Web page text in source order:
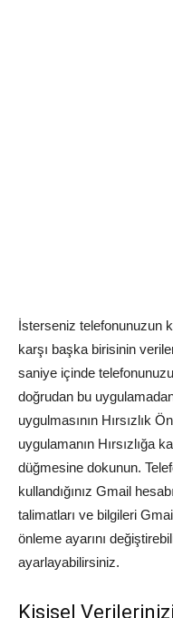
İsterseniz telefonunuzun
karşı başka birisinin
saniye içinde
doğrudan bu
uygulmasının Hırsızlık
uygulamanın Hırsızlığa
düğmesine dokunun.
kullandığınız Gmail
talimatları ve bilgileri
önleme ayarını
ayarlayabilirsiniz.
Kişisel